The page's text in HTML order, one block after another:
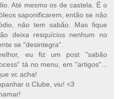
Até mesmo os de castela. É o
saponificarem, então se não
não tem sabão. Mas fique
deixa resquícios nenhum no
se "desintegra".
eu fiz um post "sabão
tá no menu, em "artigos"...
vc acha!
o Clube, viu! <3